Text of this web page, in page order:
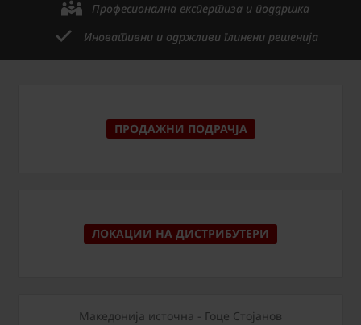
Професионална експертиза и поддршка
Иновативни и одржливи глинени решенија
ПРОДАЖНИ ПОДРАЧЈА
ЛОКАЦИИ НА ДИСТРИБУТЕРИ
Македонија источна - Гоце Стојанов